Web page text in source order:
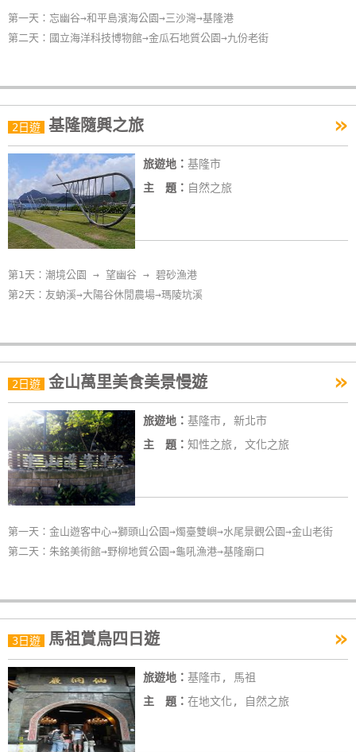
第一天：忘幽谷→和平島濱海公園→三沙灣→基隆港
第二天：國立海洋科技博物館→金瓜石地質公園→九份老街
2日遊 基隆隨興之旅 »
旅遊地： 基隆市
主 題： 自然之旅
第1天：潮境公園 → 望幽谷 → 碧砂漁港
第2天：友蚋溪→大陽谷休閒農場→瑪陵坑溪
2日遊 金山萬里美食美景慢遊 »
旅遊地： 基隆市, 新北市
主 題： 知性之旅, 文化之旅
第一天：金山遊客中心→獅頭山公園→燭臺雙嶼→水尾景觀公園→金山老街
第二天：朱銘美術館→野柳地質公園→龜吼漁港→基隆廟口
3日遊 馬祖賞鳥四日遊 »
旅遊地： 基隆市, 馬祖
主 題： 在地文化, 自然之旅